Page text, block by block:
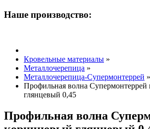
Наше производство:
Кровельные материалы »
Металлочерепица »
Металлочерепица-Супермонтеррей »
Профильная волна Супермонтеррей
глянцевый 0,45
Профильная волна